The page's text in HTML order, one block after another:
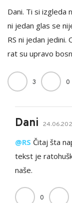
Dani. Ti si izgleda
ni jedan glas se
RS ni jedan
rat su upravo
3 0
Dani
@RS Čitaj šta
tekst je
naše.
0